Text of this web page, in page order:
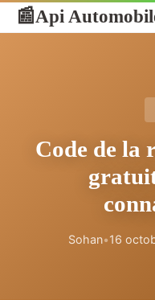
📰Api
Code de la
Sohan•16